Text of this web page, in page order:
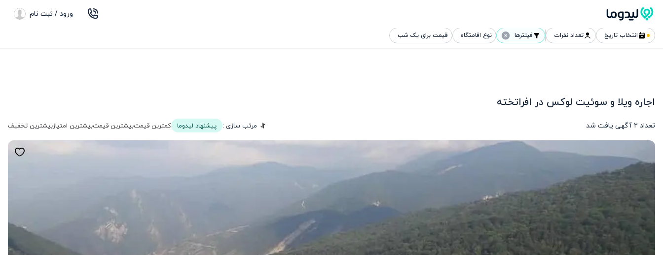
ورود / ثبت نام
انتخاب تاریخ تعداد نفرات فیلترها نوع اقامتگاه قیمت برای یک شب
اجاره ویلا و سوئیت لوکس در افراتخته
تعداد 2آگهی یافت شد مرتب سازی : پیشنهاد لیدوما کمترین قیمتبیشترین قیمتبیشترین امتیازبیشترین تخفیف